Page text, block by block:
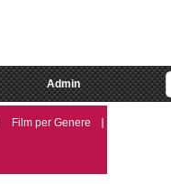
Admin
Film per Genere